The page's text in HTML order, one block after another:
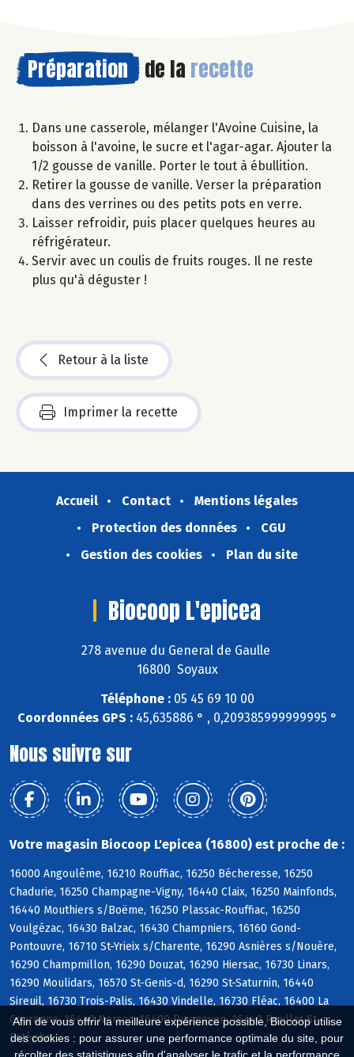
Afin de vous offrir la meilleure expérience possible, Biocoop utilise
des cookies : pour assurer une performance optimale du site, pour
Préparation de la recette
Dans une casserole, mélanger l'Avoine Cuisine, la
boisson à l'avoine, le sucre et l'agar-agar. Ajouter la
1/2 gousse de vanille. Porter le tout à ébullition.
Retirer la gousse de vanille. Verser la préparation
dans des verrines ou des petits pots en verre.
Laisser refroidir, puis placer quelques heures au
réfrigérateur.
Servir avec un coulis de fruits rouges. Il ne reste
plus qu'à déguster !
Retour à la liste
Imprimer la recette
Accueil Contact
Mentions légales
Protection des données
CGU
Gestion des cookies
Plan du site
Biocoop L'epicea
278 avenue du General de Gaulle
16800 Soyaux
Téléphone :05 45 69 10 00
Coordonnées GPS :45,635886 ° , 0,209385999999995 °
Nous suivre sur
Votre magasin Biocoop L'epicea (16800) est proche de :
16000 Angoulême, 16210 Rouffiac, 16250 Bécheresse, 16250
Chadurie, 16250 Champagne-Vigny, 16440 Claix, 16250 Mainfonds,
16440 Mouthiers s/Boëme, 16250 Plassac-Rouffiac, 16250
Voulgézac, 16430 Balzac, 16430 Champniers, 16160 Gond-
Pontouvre, 16710 St-Yrieix s/Charente, 16290 Asnières s/Nouère,
16290 Champmillon, 16290 Douzat, 16290 Hiersac, 16730 Linars,
16290 Moulidars, 16570 St-Genis-d, 16290 St-Saturnin, 16440
Sireuil, 16730 Trois-Palis, 16430 Vindelle, 16730 Fléac, 16400 La
Couronne, 16440 Nersac, 16400 Puymoyen, 16440 Roullet-St-
Estèphe